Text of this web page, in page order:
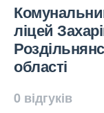
ліцей
області
0 відгуків